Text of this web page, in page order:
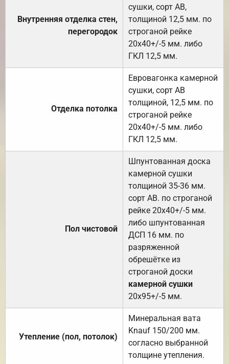
Внутренняя отделка стен,
перегородок
сушки, сорт АВ,
толщиной 12,5 мм. по
строганой рейке
20х40+/-5 мм. либо
ГКЛ 12,5 мм.
Отделка потолка
Евровагонка камерной
сушки, сорт АВ
толщиной, 12,5 мм. по
строганой рейке
20х40+/-5 мм. либо
ГКЛ 12,5 мм.
Пол чистовой
Шпунтованная доска
камерной сушки
толщиной 35-36 мм.
сорт АВ. по строганой
рейке 20х40+/-5 мм.
либо шпунтованная
ДСП 16 мм. по
разряженной
обрешётке из
строганой доски
камерной сушки
20х95+/-5 мм.
Утепление (пол, потолок)
Минеральная вата
Knauf 150/200 мм.
согласно выбранной
толщине утепления.